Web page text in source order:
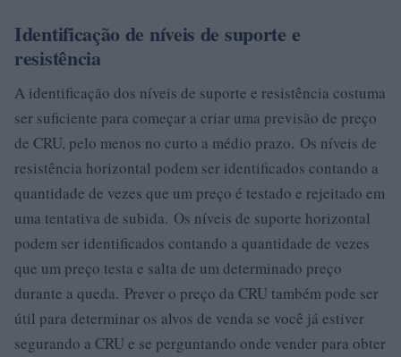
Identificação de níveis de suporte e
resistência
A identificação dos níveis de suporte e resistência costuma
ser suficiente para começar a criar uma previsão de preço
de CRU, pelo menos no curto a médio prazo. Os níveis de
resistência horizontal podem ser identificados contando a
quantidade de vezes que um preço é testado e rejeitado em
uma tentativa de subida. Os níveis de suporte horizontal
podem ser identificados contando a quantidade de vezes
que um preço testa e salta de um determinado preço
durante a queda. Prever o preço da CRU também pode ser
útil para determinar os alvos de venda se você já estiver
segurando a CRU e se perguntando onde vender para obter